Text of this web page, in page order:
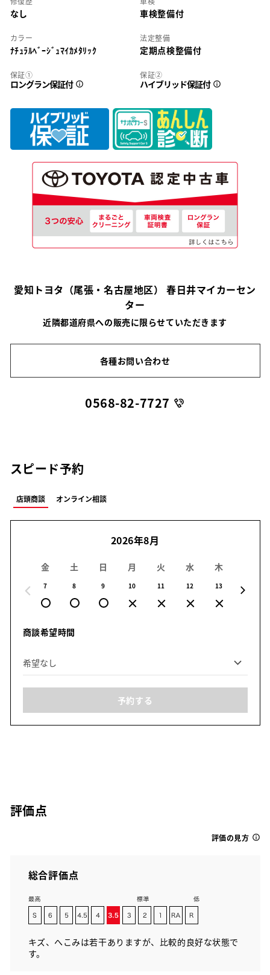
なし 車検整備付
カラー
ﾅﾁｭﾗﾙﾍﾞｰｼﾞｭﾏｲｶﾒﾀﾘｯｸ
法定整備
定期点検整備付
保証①
ロングラン保証付
保証②
ハイブリッド保証付
愛知トヨタ（尾張・名古屋地区） 春日井マイカーセン
ター
近隣都道府県への販売に限らせていただきます
各種お問い合わせ
0568-82-7727
スピード予約
店頭商談 オンライン相談
2026年8月
金
7
土
8
日
9
月
10
火
11
水
12
木
13
商談希望時間
予約する
評価点
評価の見方
総合評価点
キズ、へこみは若干ありますが、比較的良好な状態で
す。